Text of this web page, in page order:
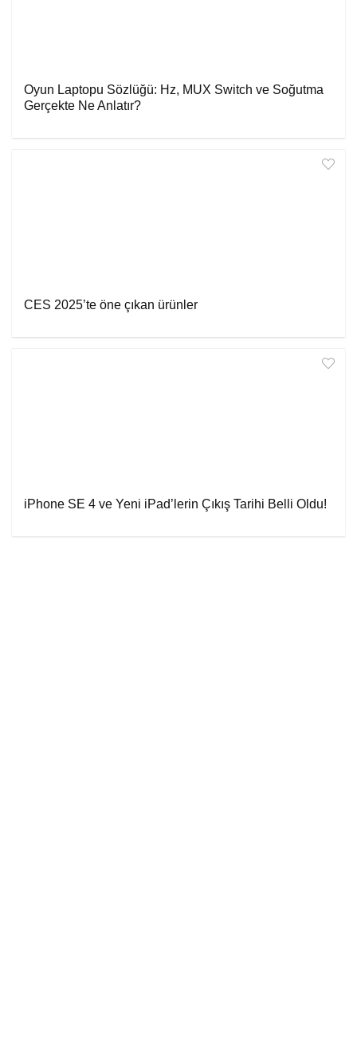
Oyun Laptopu Sözlüğü: Hz, MUX Switch ve Soğutma
Gerçekte Ne Anlatır?
CES 2025’te öne çıkan ürünler
iPhone SE 4 ve Yeni iPad’lerin Çıkış Tarihi Belli Oldu!